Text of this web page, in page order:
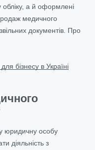
обліку, а й оформлені
медичного
документів. Про
бізнесу в Україні
юридичну особу
діяльність з